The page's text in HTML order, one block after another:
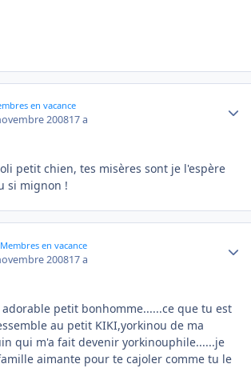
en vacance
200817 a
petit chien, tes misères sont je l'espère
si mignon !
Membres en vacance
200817 a
petit bonhomme......ce que tu est
au petit KIKI,yorkinou de ma
qui m'a fait devenir yorkinouphile......je
aimante pour te cajoler comme tu le